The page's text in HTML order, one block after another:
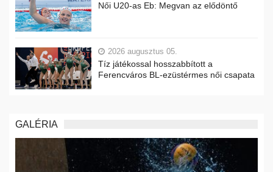
Női U20-as Eb: Megvan az elődöntő
2026 augusztus 05.
Tíz játékossal hosszabbított a
Ferencváros BL-ezüstérmes női csapata
GALÉRIA